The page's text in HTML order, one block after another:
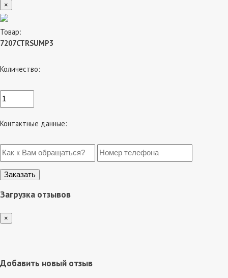
×
Товар:
7207CTRSUMP3
Количество:
Контактные данные:
Загрузка отзывов
×
Добавить новый отзыв